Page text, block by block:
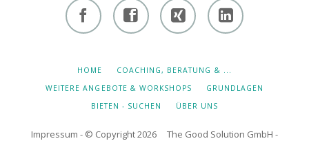
zentrum
zentrum
Hiltebrand Hiltebrand
NAVIGATION
HOME
COACHING, BERATUNG & ...
WEITERE ANGEBOTE & WORKSHOPS
GRUNDLAGEN
BIETEN - SUCHEN
ÜBER UNS
Impressum - © Copyright 2026 The Good Solution GmbH -